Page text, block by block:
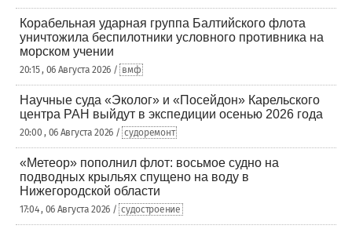
Корабельная ударная группа Балтийского флота
уничтожила беспилотники условного противника на
морском учении
20:15 , 06 Августа 2026 / вмф
Научные суда «Эколог» и «Посейдон» Карельского
центра РАН выйдут в экспедиции осенью 2026 года
20:00 , 06 Августа 2026 / судоремонт
«Метеор» пополнил флот: восьмое судно на
подводных крыльях спущено на воду в
Нижегородской области
17:04 , 06 Августа 2026 / судостроение